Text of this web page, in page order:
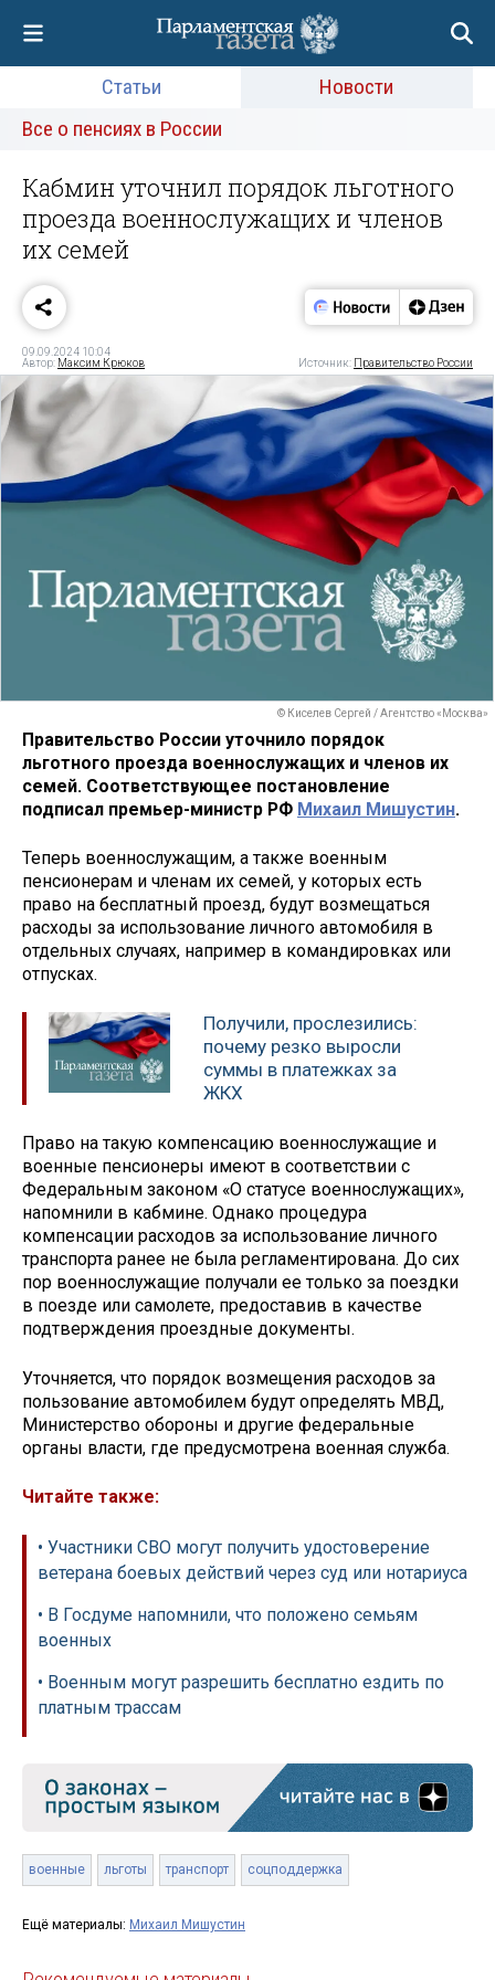
Статьи
Новости
Все о пенсиях в России
Кабмин уточнил порядок льготного
проезда военнослужащих и членов
их семей
09.09.2024 10:04
Автор: Максим Крюков Источник: Правительство России
© Киселев Сергей / Агентство «Москва»
Правительство России уточнило порядок
льготного проезда военнослужащих и членов их
семей. Соответствующее постановление
подписал премьер-министр РФ Михаил Мишустин.
Теперь военнослужащим, а также военным
пенсионерам и членам их семей, у которых есть
право на бесплатный проезд, будут возмещаться
расходы за использование личного автомобиля в
отдельных случаях, например в командировках или
отпусках.
Получили, прослезились:
почему резко выросли
суммы в платежках за
ЖКХ
Право на такую компенсацию военнослужащие и
военные пенсионеры имеют в соответствии с
Федеральным законом «О статусе военнослужащих»,
напомнили в кабмине. Однако процедура
компенсации расходов за использование личного
транспорта ранее не была регламентирована. До сих
пор военнослужащие получали ее только за поездки
в поезде или самолете, предоставив в качестве
подтверждения проездные документы.
Уточняется, что порядок возмещения расходов за
пользование автомобилем будут определять МВД,
Министерство обороны и другие федеральные
органы власти, где предусмотрена военная служба.
Читайте также:
• Участники СВО могут получить удостоверение
ветерана боевых действий через суд или нотариуса
• В Госдуме напомнили, что положено семьям
военных
• Военным могут разрешить бесплатно ездить по
платным трассам
военные льготы транспорт соцподдержка
Ещё материалы: Михаил Мишустин